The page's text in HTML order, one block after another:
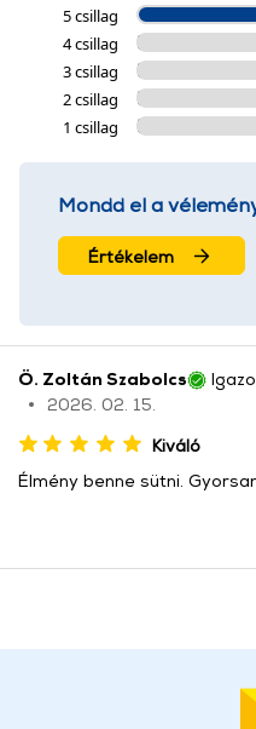
5 csillag
4 csillag
3 csillag
2 csillag
1 csillag
Mondd el a
Értékelem
Ö. Zoltán Szabolcs
2026. 02. 15.
Kiváló
Élmény benne sütni.